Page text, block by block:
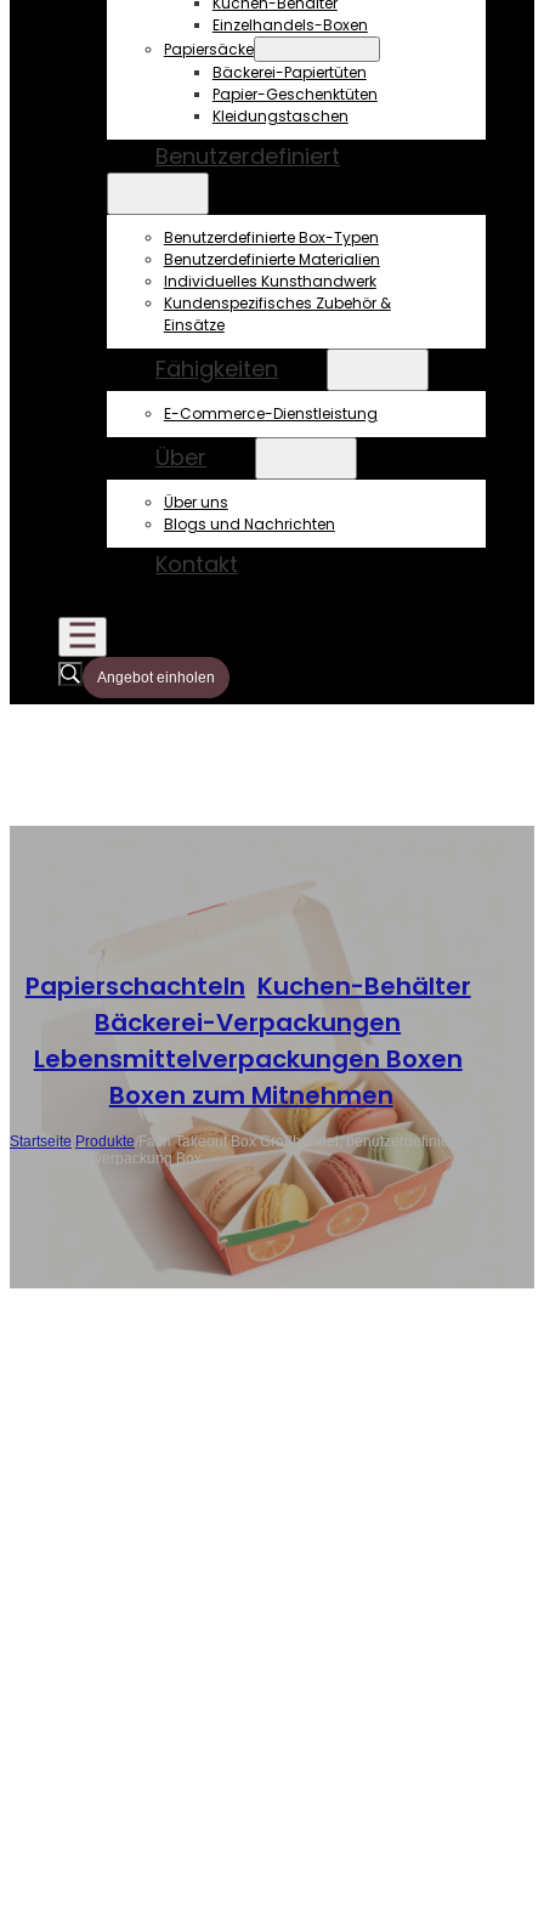
Einzelhandels-Boxen
Papiersäcke
Bäckerei-Papiertüten
Papier-Geschenktüten
Kleidungstaschen
Benutzerdefiniert
Benutzerdefinierte Box-Typen
Benutzerdefinierte Materialien
Individuelles Kunsthandwerk
Kundenspezifisches Zubehör &
Einsätze
Fähigkeiten
E-Commerce-Dienstleistung
Über
Über uns
Blogs und Nachrichten
Kontakt
Angebot einholen
Papierschachteln Kuchen-Behälter
Bäckerei-Verpackungen
Lebensmittelverpackungen Boxen
Boxen zum Mitnehmen
Startseite Produkte/Fach Takeout Box Großhandel, benutzerdefinierte
Lebensmittelverpackung Box